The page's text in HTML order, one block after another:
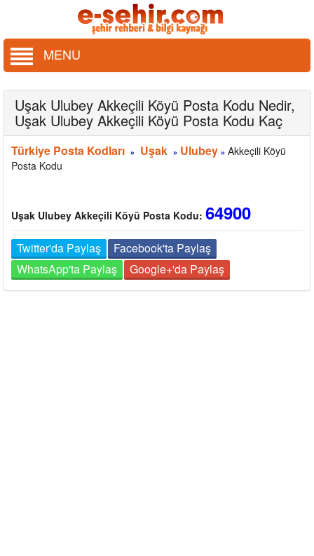
MENU
Uşak Ulubey Akkeçili Köyü Posta Kodu Nedir,
Uşak Ulubey Akkeçili Köyü Posta Kodu Kaç
Türkiye Posta Kodları » Uşak » Ulubey » Akkeçili Köyü
Posta Kodu
Uşak Ulubey Akkeçili Köyü Posta Kodu: 64900
Twitter'da Paylaş
Facebook'ta Paylaş
WhatsApp'ta Paylaş
Google+'da Paylaş